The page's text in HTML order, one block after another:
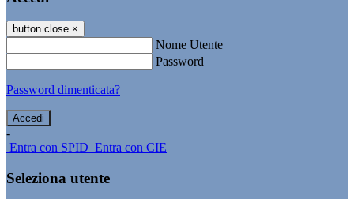
button close ×
Nome Utente
Password
Password dimenticata?
-
Entra con SPID Entra con CIE
Seleziona utente